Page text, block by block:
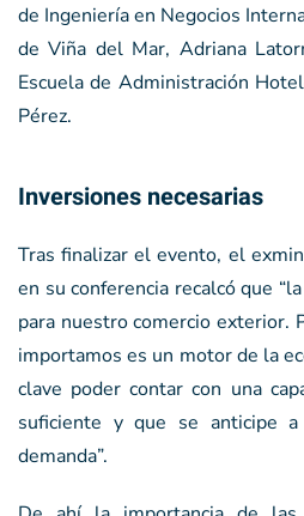
de Ingeniería en Negocios
de Viña del Mar, Adriana
Escuela de Administración
Pérez.
Inversiones necesarias
Tras finalizar el evento, el
en su conferencia recalcó que
para nuestro comercio exterior.
importamos es un motor de la
clave poder contar con una
suficiente y que se anticipe
demanda”.